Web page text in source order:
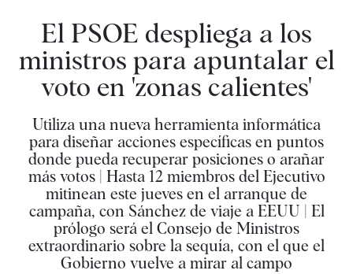
El PSOE despliega a los
ministros para apuntalar el
voto en 'zonas calientes'
Utiliza una nueva herramienta informática
para diseñar acciones específicas en puntos
donde pueda recuperar posiciones o arañar
más votos | Hasta 12 miembros del Ejecutivo
mitinean este jueves en el arranque de
campaña, con Sánchez de viaje a EEUU | El
prólogo será el Consejo de Ministros
extraordinario sobre la sequía, con el que el
Gobierno vuelve a mirar al campo